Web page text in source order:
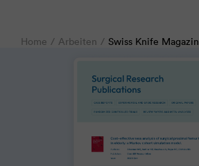
Home Arbeiten Swiss Knife Magazin